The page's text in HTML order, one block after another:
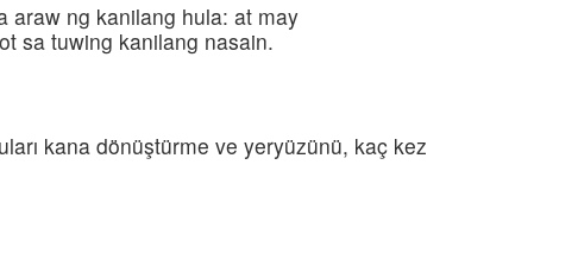
araw ng kanilang hula: at may
sa tuwing kanilang nasain.
kana dönüştürme ve yeryüzünü, kaç kez